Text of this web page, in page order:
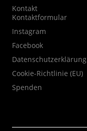
Kontakt
Kontaktformular
Instagram
Facebook
Datenschutzerklärung
Cookie-Richtlinie (EU)
Spenden